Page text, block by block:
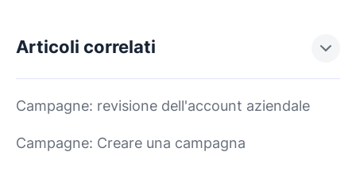
Articoli correlati
Campagne: revisione dell'account aziendale
Campagne: Creare una campagna